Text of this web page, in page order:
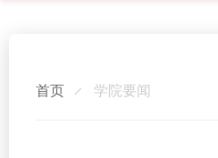
首页 学院要闻